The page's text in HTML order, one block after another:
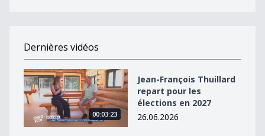
Dernières vidéos
Jean-François Thuillard repart pour les élections en
00:03:23
Jean-François Thuillard
repart pour les
élections en 2027
26.06.2026